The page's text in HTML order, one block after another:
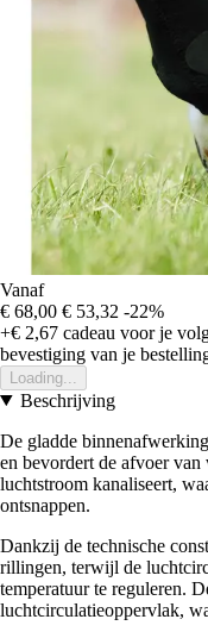
Vanaf
€ 68,00 € 53,32 -22%
+€ 2,67 cadeau voor je
bevestiging van je
Loading...
Beschrijving
De gladde
en bevordert de afvoer
luchtstroom kanaliseert,
ontsnappen.
Dankzij de technische
rillingen, terwijl de
temperatuur te reguleren.
luchtcirculatieoppervlak,